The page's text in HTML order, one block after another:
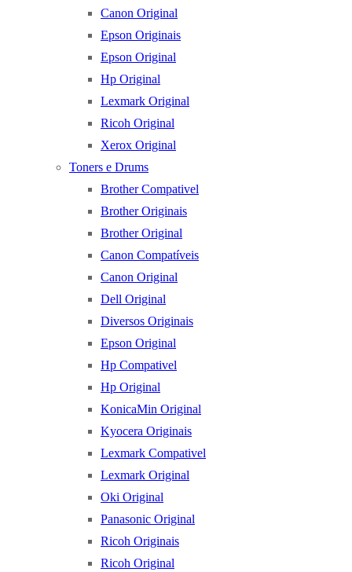
Canon Original
Epson Originais
Epson Original
Hp Original
Lexmark Original
Ricoh Original
Xerox Original
Toners e Drums
Brother Compativel
Brother Originais
Brother Original
Canon Compatíveis
Canon Original
Dell Original
Diversos Originais
Epson Original
Hp Compativel
Hp Original
KonicaMin Original
Kyocera Originais
Lexmark Compativel
Lexmark Original
Oki Original
Panasonic Original
Ricoh Originais
Ricoh Original